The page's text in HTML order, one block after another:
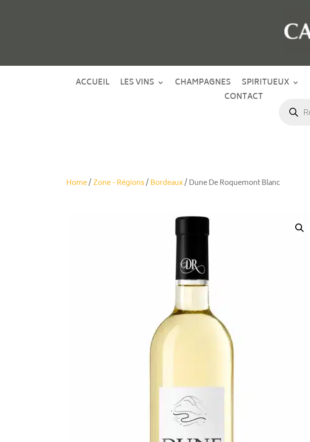
ACCUEIL LES VINS CHAMPAGNES SPIRITUEUX
CONTACT
produits
Home/Zone - Régions/Bordeaux/ Dune De Roquemont Blanc